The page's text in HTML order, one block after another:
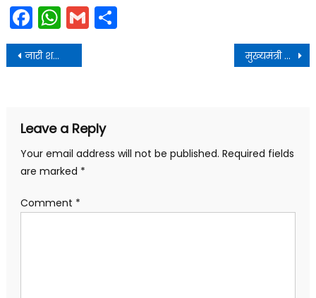
Facebook
WhatsApp
Gmail
Post
navigation
नारी शक्ति का अभिनंदन कर रक्षाबंधन के पावन पर्व की हार्दिक बधाई एवं शुभकामनाएं दी मुख्यमंत्री आवास में पेरिस ओलिंपिक में प्रतिभाग कर लौटे खिलाड़ियों अंकिता ध्यानी, परमजीत सिंह एवं सूरज पंवार ने भेंट की
Leave a Reply
Your email address will not be published. Required fields
are marked *
Comment *